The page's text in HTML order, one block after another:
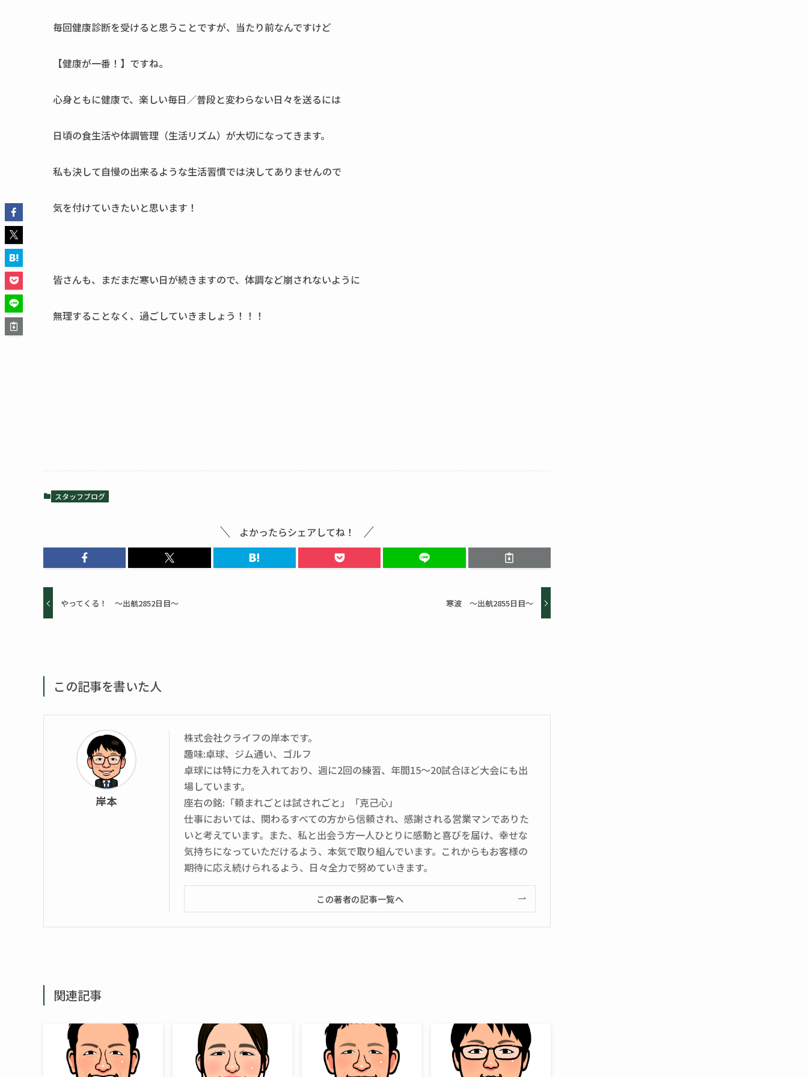
毎回健康診断を受けると思うことですが、当たり前なんですけど
【健康が一番！】ですね。
心身ともに健康で、楽しい毎日／普段と変わらない日々を送るには
日頃の食生活や体調管理（生活リズム）が大切になってきます。
私も決して自慢の出来るような生活習慣では決してありませんので
気を付けていきたいと思います！
皆さんも、まだまだ寒い日が続きますので、体調など崩されないように
無理することなく、過ごしていきましょう！！！
スタッフブログ
よかったらシェアしてね！
やってくる！ ～出航2852日目～ 寒波 ～出航2855日目～
この記事を書いた人
岸本
株式会社クライフの岸本です。
趣味:卓球、ジム通い、ゴルフ
卓球には特に力を入れており、週に2回の練習、年間15～20試合ほど大会にも出
場しています。
座右の銘:「頼まれごとは試されごと」「克己心」
仕事においては、関わるすべての方から信頼され、感謝される営業マンでありた
いと考えています。また、私と出会う方一人ひとりに感動と喜びを届け、幸せな
気持ちになっていただけるよう、本気で取り組んでいます。これからもお客様の
期待に応え続けられるよう、日々全力で努めていきます。
この著者の記事一覧へ
関連記事